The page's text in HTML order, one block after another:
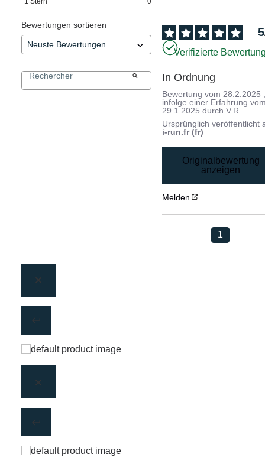
Bewertungen sortieren
5
Verifizierte
In Ordnung
Bewertung vom28.2.2025
infolge einer Erfahrung
29.1.2025 durchV.R.
Ursprünglich veröffentlicht
i-run.fr (fr)
Originalbewertung
anzeigen
Melden
1